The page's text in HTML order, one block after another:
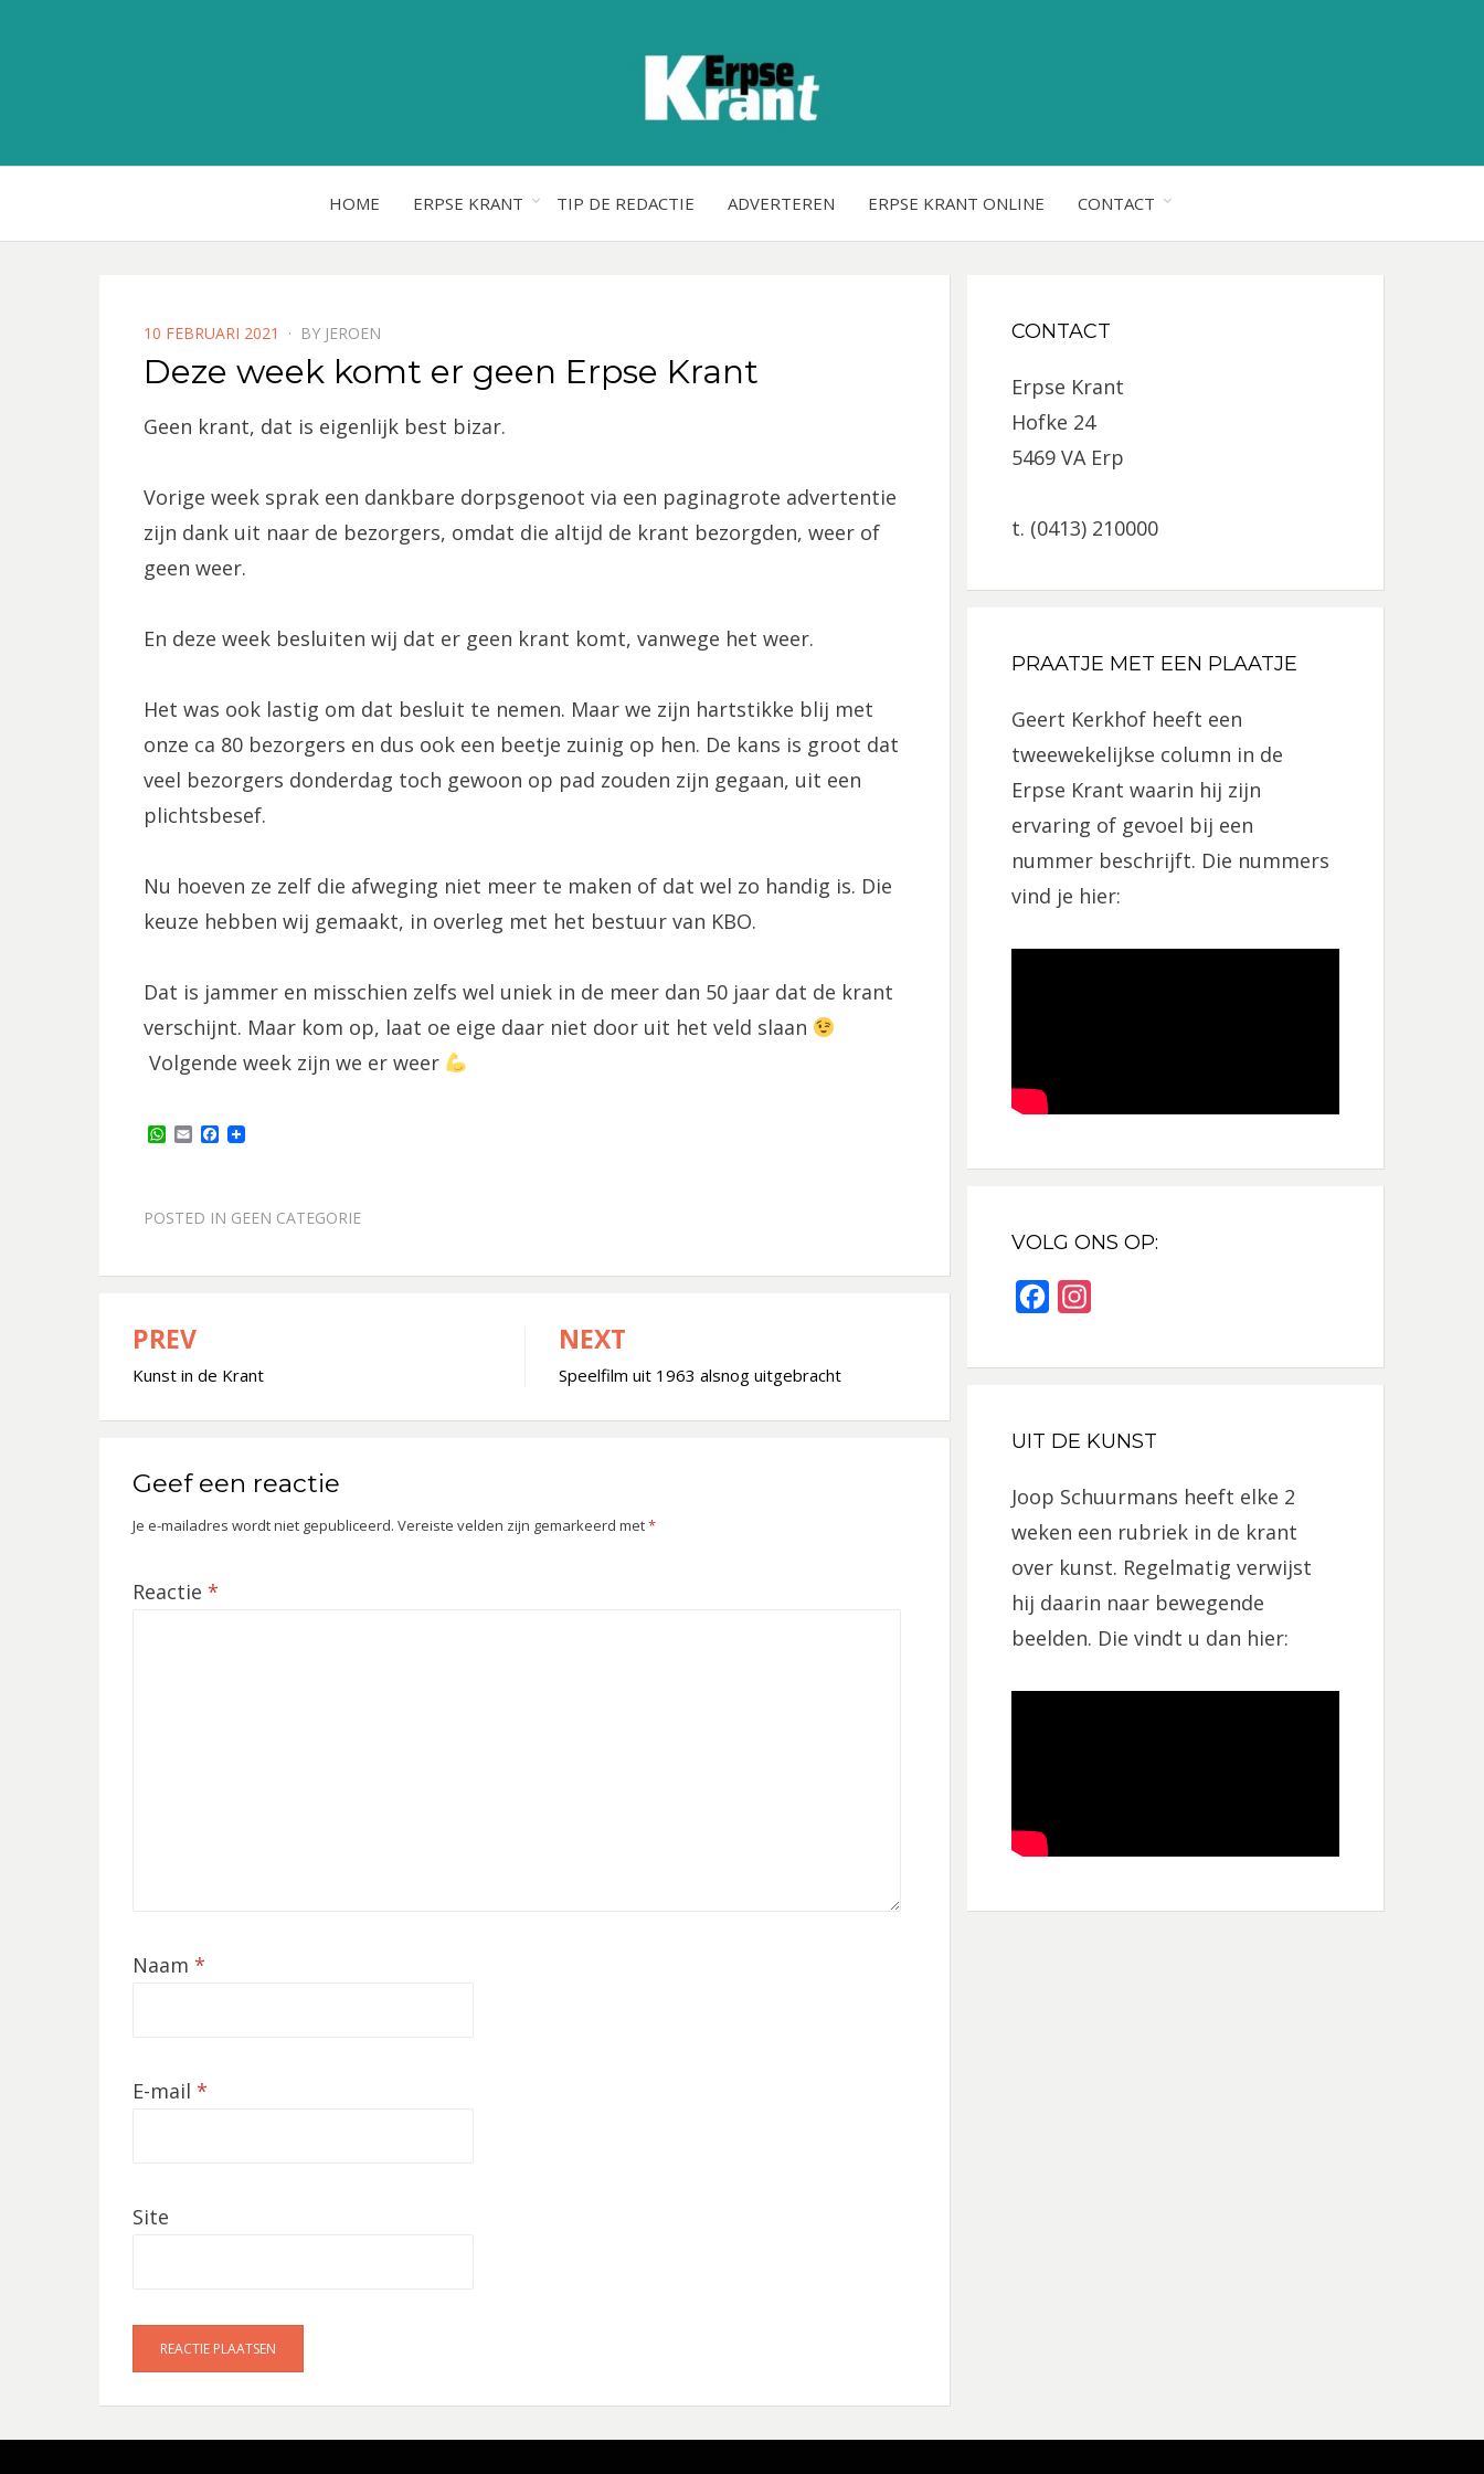
HOME ERPSE KRANT TIP DE REDACTIE ADVERTEREN ERPSE KRANT ONLINE CONTACT
POSTED
ON
10 FEBRUARI 2021 BY JEROEN
Deze week komt er geen Erpse Krant
Geen krant, dat is eigenlijk best bizar.
Vorige week sprak een dankbare dorpsgenoot via een paginagrote advertentie
zijn dank uit naar de bezorgers, omdat die altijd de krant bezorgden, weer of
geen weer.
En deze week besluiten wij dat er geen krant komt, vanwege het weer.
Het was ook lastig om dat besluit te nemen. Maar we zijn hartstikke blij met
onze ca 80 bezorgers en dus ook een beetje zuinig op hen. De kans is groot dat
veel bezorgers donderdag toch gewoon op pad zouden zijn gegaan, uit een
plichtsbesef.
Nu hoeven ze zelf die afweging niet meer te maken of dat wel zo handig is. Die
keuze hebben wij gemaakt, in overleg met het bestuur van KBO.
Dat is jammer en misschien zelfs wel uniek in de meer dan 50 jaar dat de krant
verschijnt. Maar kom op, laat oe eige daar niet door uit het veld slaan
Volgende week zijn we er weer
W
A
E F
o
POSTED IN GEEN CATEGORIE
Bericht
navigatie
PREV
Kunst in de Krant
NEXT
Speelfilm uit 1963 alsnog uitgebracht
Geef een reactie
Je e-mailadres wordt niet gepubliceerd. Vereiste velden zijn gemarkeerd met*
Reactie *
Naam *
E-mail *
Site
CONTACT
Erpse Krant
Hofke 24
5469 VA Erp
t. (0413) 210000
PRAATJE MET EEN PLAATJE
Geert Kerkhof heeft een
tweewekelijkse column in de
Erpse Krant waarin hij zijn
ervaring of gevoel bij een
nummer beschrijft. Die nummers
vind je hier:
VOLG ONS OP:
c
b
o
k
s
a
r
a
m
UIT DE KUNST
Joop Schuurmans heeft elke 2
weken een rubriek in de krant
over kunst. Regelmatig verwijst
hij daarin naar bewegende
beelden. Die vindt u dan hier: